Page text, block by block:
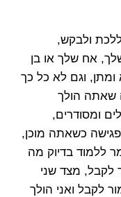
ולבקש,
אח שלך או בן
וגם לא כל כך
שאתה הולך
ומסודרים,
כשאתה מוכן,
ללמוד בדיוק מה
מצד שני
לקבל ואני הולך